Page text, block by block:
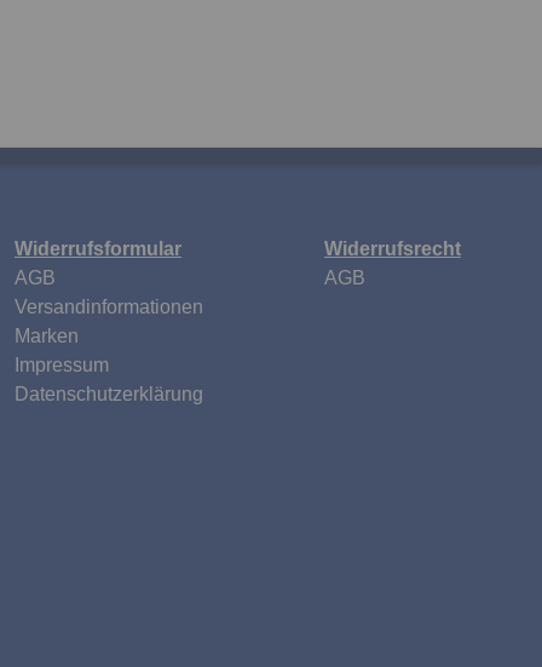
Widerrufsformular
AGB
Versandinformationen
Marken
Impressum
Datenschutzerklärung
Widerrufsrecht
AGB